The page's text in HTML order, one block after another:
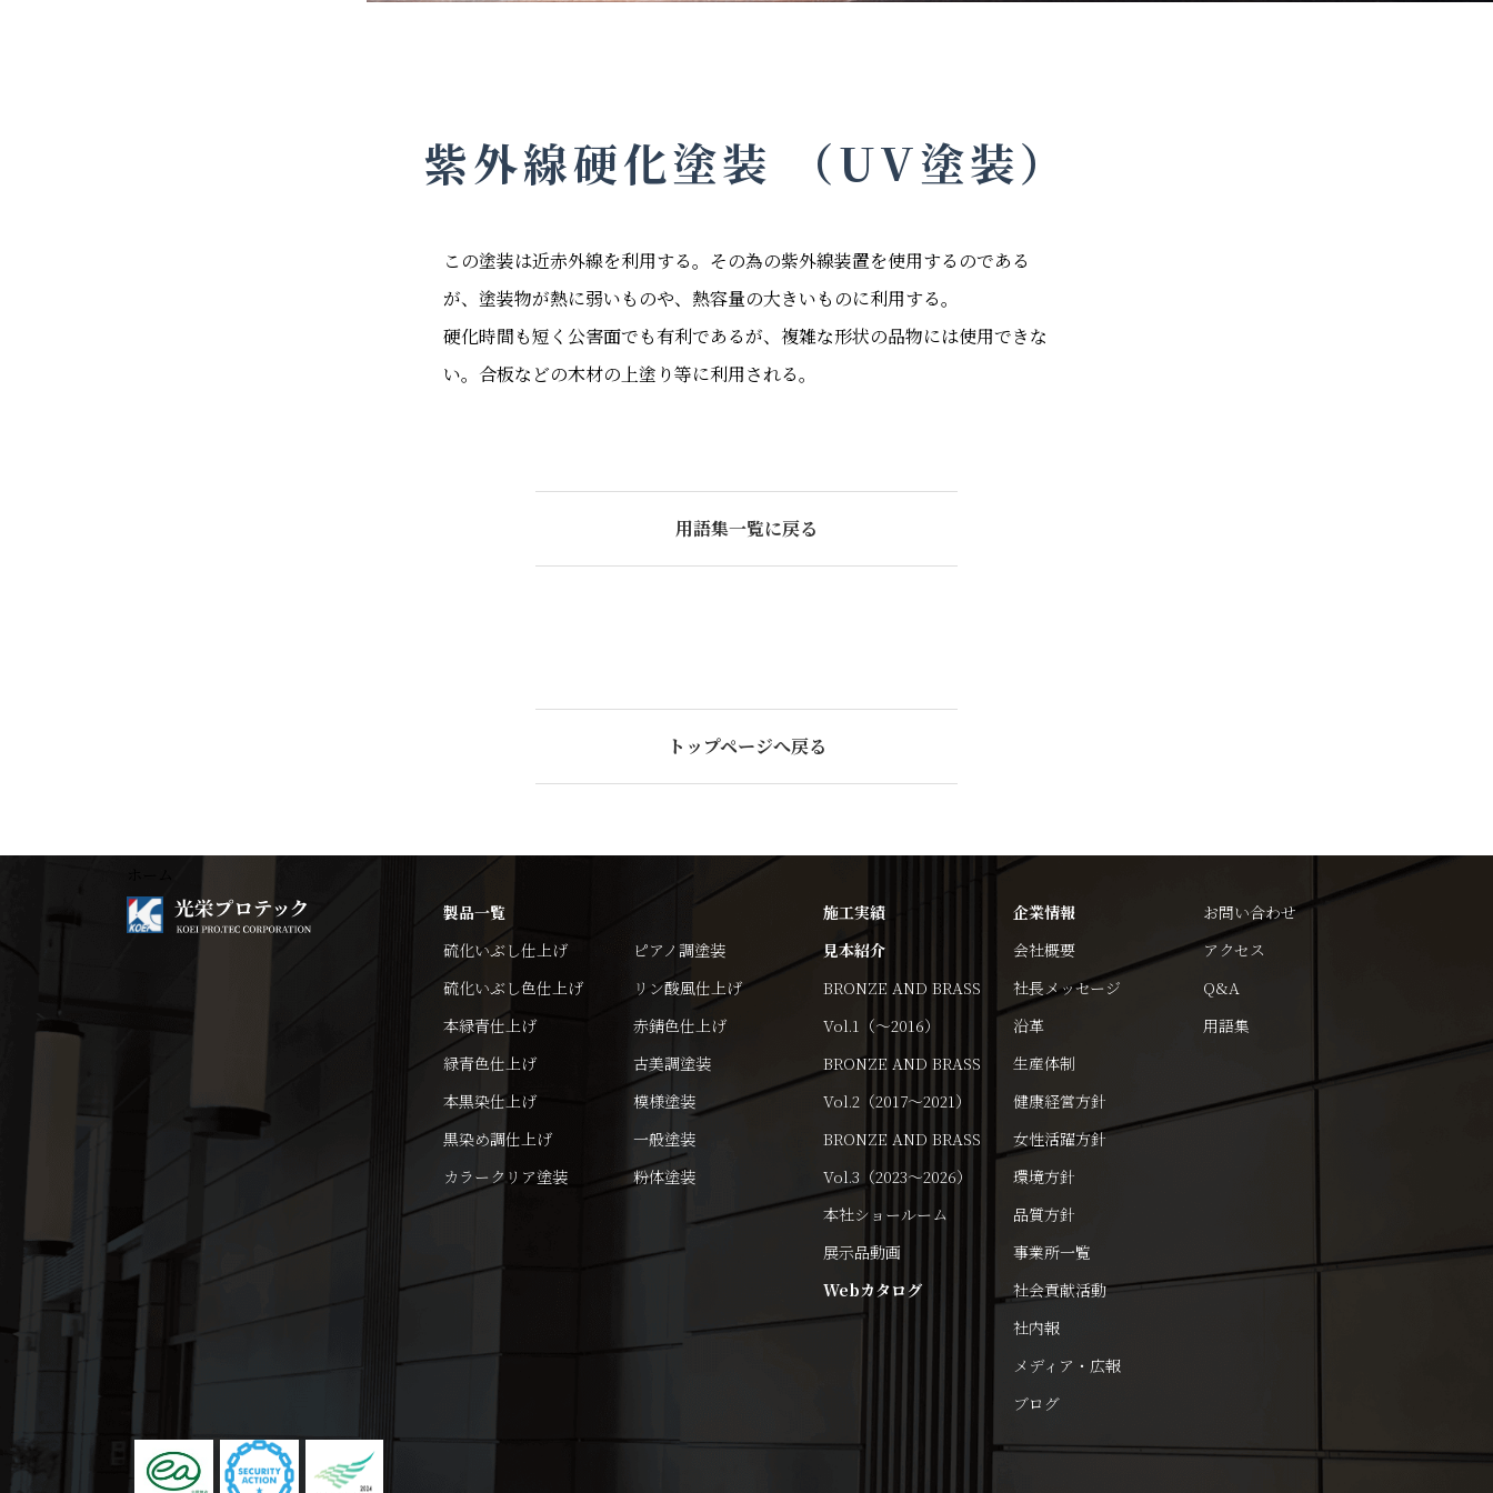
紫外線硬化塗装 （UV塗装）
この塗装は近赤外線を利用する。その為の紫外線装置を使用するのである
が、塗装物が熱に弱いものや、熱容量の大きいものに利用する。
硬化時間も短く公害面でも有利であるが、複雑な形状の品物には使用できな
い。合板などの木材の上塗り等に利用される。
用語集一覧に戻る
トップページへ戻る
製品一覧
硫化いぶし仕上げ
硫化いぶし色仕上げ
本緑青仕上げ
緑青色仕上げ
本黒染仕上げ
黒染め調仕上げ
カラークリア塗装
ピアノ調塗装
リン酸風仕上げ
赤錆色仕上げ
古美調塗装
模様塗装
一般塗装
粉体塗装
施工実績
見本紹介
BRONZE AND BRASS
Vol.1（～2016）
BRONZE AND BRASS
Vol.2（2017～2021）
BRONZE AND BRASS
Vol.3（2023～2026）
本社ショールーム
展示品動画
Webカタログ
企業情報
会社概要
社長メッセージ
沿革
生産体制
健康経営方針
女性活躍方針
環境方針
品質方針
事業所一覧
社会貢献活動
社内報
メディア・広報
ブログ
お問い合わせ
アクセス
Q&A
用語集